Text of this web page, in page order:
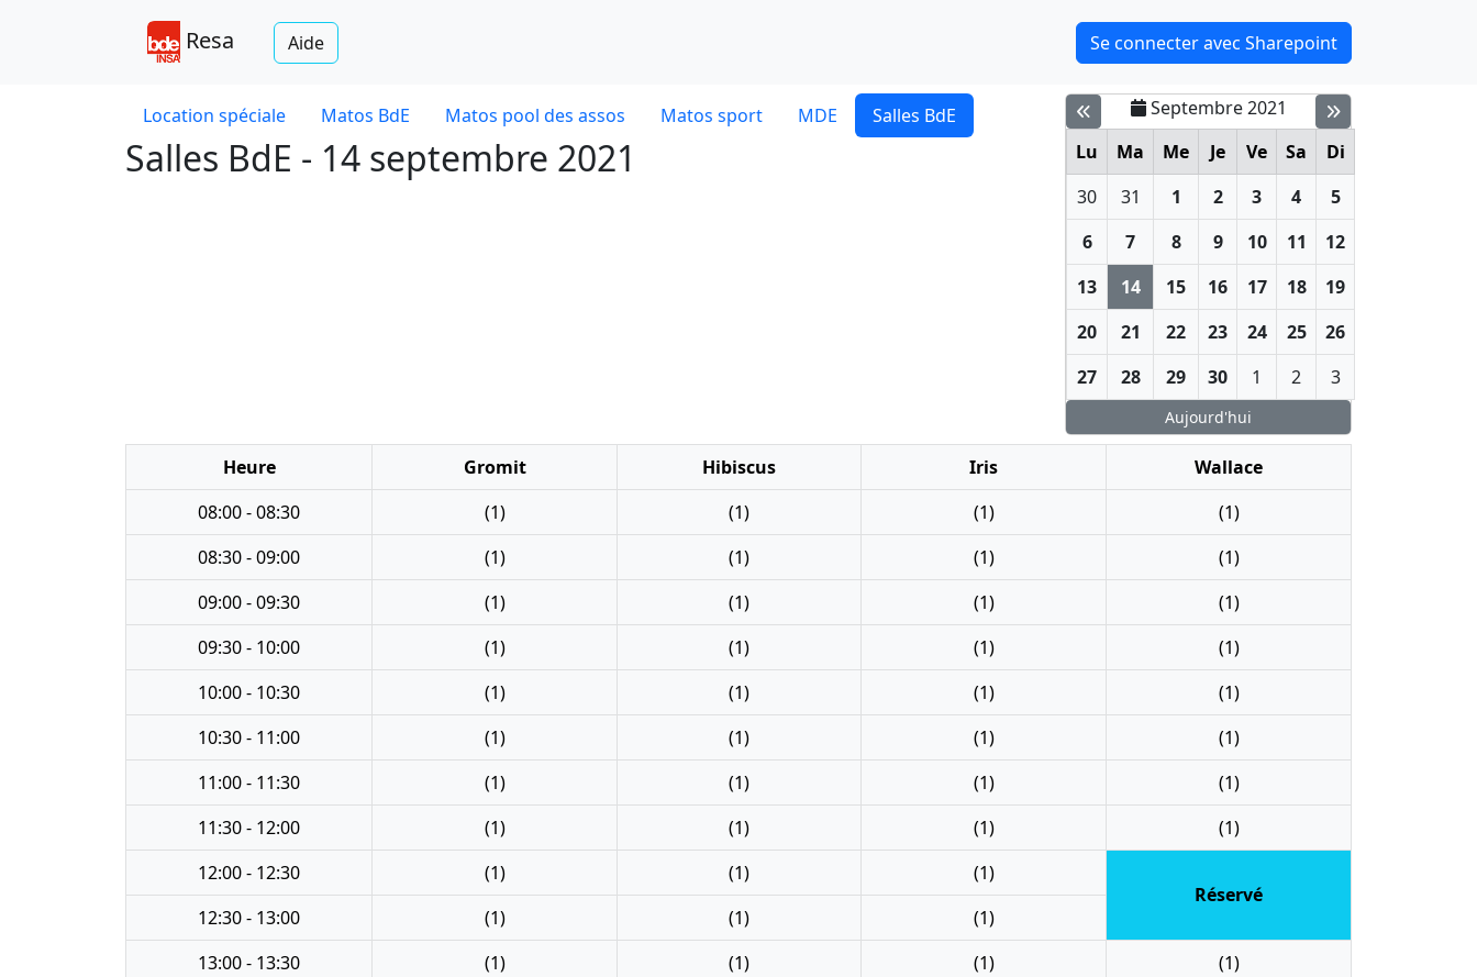
Resa Aide Se connecter avec Sharepoint
Location spéciale Matos BdE Matos pool des assos Matos sport MDE Salles BdE
Salles BdE - 14 septembre 2021
Septembre 2021
Lu
Ma Me Je Ve Sa
Di
30
31 1 2 3 4
5
6
7 8 9 10 11
12
13
14 15 16 17 18
19
20
21 22 23 24 25
26
27
28 29 30 1 2 3
Aujourd'hui
Heure Gromit Hibiscus Iris
Wallace
08:00 - 08:30
(1) (1) (1)
(1)
08:30 - 09:00
(1) (1) (1)
(1)
09:00 - 09:30
(1) (1) (1)
(1)
09:30 - 10:00
(1) (1) (1)
(1)
10:00 - 10:30
(1) (1) (1)
(1)
10:30 - 11:00
(1) (1) (1)
(1)
11:00 - 11:30
(1) (1) (1)
(1)
11:30 - 12:00
(1) (1) (1)
(1)
12:00 - 12:30
(1) (1)
(1)
Réservé
12:30 - 13:00
(1) (1)
(1)
13:00 - 13:30
(1) (1) (1)
(1)